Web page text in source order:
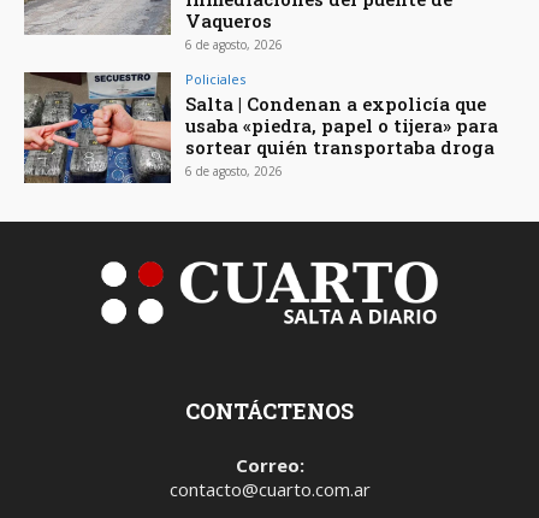
Vaqueros
6 de agosto, 2026
Policiales
Salta | Condenan a expolicía que
usaba «piedra, papel o tijera» para
sortear quién transportaba droga
6 de agosto, 2026
CONTÁCTENOS
Correo:
contacto@cuarto.com.ar